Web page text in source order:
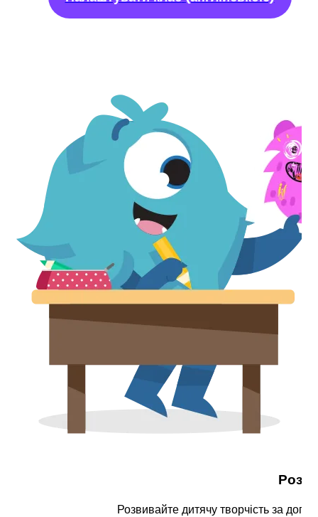
Розвивайте дитячу творчість за